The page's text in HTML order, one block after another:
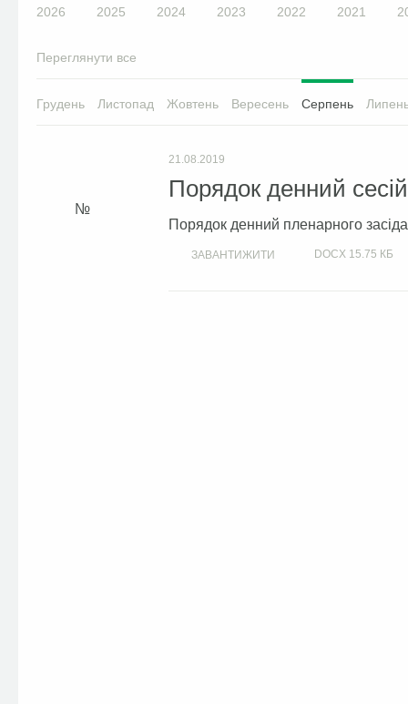
2026 2025 2024 2023 2022 2021
Переглянути все
Грудень Листопад Жовтень Вересень Серпень
21.08.2019
Порядок денний
Порядок денний пленарного
ЗАВАНТИЖИТИ DOCX 15.75 КБ